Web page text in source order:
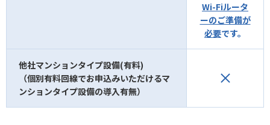
Wi-Fiルータ
ーのご準備が
必要です。
他社マンションタイプ設備(有料)
（個別有料回線でお申込みいただけるマ
ンションタイプ設備の導入有無）